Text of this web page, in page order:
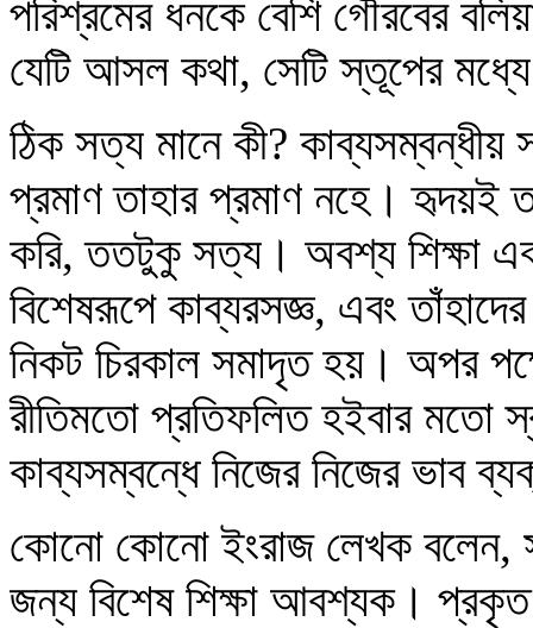
পরিশ্রমের ধনকে বেশি গৌরবের
যেটি আসল কথা, সেটি স্তূপের
ঠিক সত্য মানে কী?
প্রমাণ তাহার প্রমাণ নহে।
করি, ততটুকু সত্য। অবশ্য শিক্ষা
বিশেষরূপে কাব্যরসজ্ঞ, এবং
নিকট চিরকাল সমাদৃত হয়। অপর
রীতিমতো প্রতিফলিত হইবার মতো
কাব্যসম্বন্ধে নিজের নিজের ভাব
কোনো কোনো ইংরাজ লেখক বলেন,
জন্য বিশেষ শিক্ষা আবশ্যক। প্রকৃত